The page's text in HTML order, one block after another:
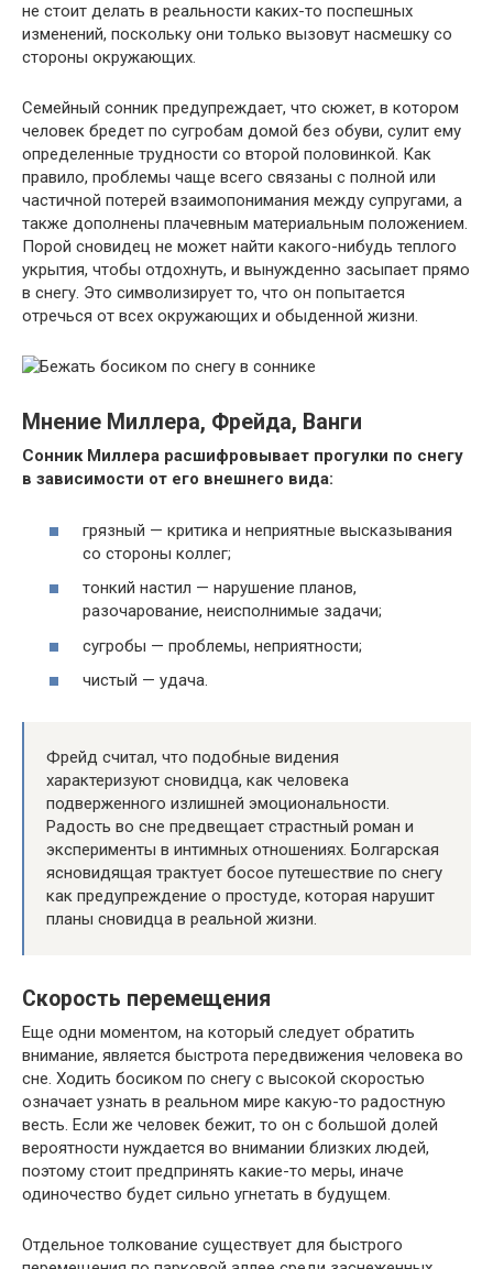
не стоит делать в реальности каких-то поспешных
изменений, поскольку они только вызовут насмешку со
стороны окружающих.
Семейный сонник предупреждает, что сюжет, в котором
человек бредет по сугробам домой без обуви, сулит ему
определенные трудности со второй половинкой. Как
правило, проблемы чаще всего связаны с полной или
частичной потерей взаимопонимания между супругами, а
также дополнены плачевным материальным положением.
Порой сновидец не может найти какого-нибудь теплого
укрытия, чтобы отдохнуть, и вынужденно засыпает прямо
в снегу. Это символизирует то, что он попытается
отречься от всех окружающих и обыденной жизни.
Мнение Миллера, Фрейда, Ванги
Сонник Миллера расшифровывает прогулки по снегу
в зависимости от его внешнего вида:
грязный — критика и неприятные высказывания
со стороны коллег;
тонкий настил — нарушение планов,
разочарование, неисполнимые задачи;
сугробы — проблемы, неприятности;
чистый — удача.
Фрейд считал, что подобные видения
характеризуют сновидца, как человека
подверженного излишней эмоциональности.
Радость во сне предвещает страстный роман и
эксперименты в интимных отношениях. Болгарская
ясновидящая трактует босое путешествие по снегу
как предупреждение о простуде, которая нарушит
планы сновидца в реальной жизни.
Скорость перемещения
Еще одни моментом, на который следует обратить
внимание, является быстрота передвижения человека во
сне. Ходить босиком по снегу с высокой скоростью
означает узнать в реальном мире какую-то радостную
весть. Если же человек бежит, то он с большой долей
вероятности нуждается во внимании близких людей,
поэтому стоит предпринять какие-то меры, иначе
одиночество будет сильно угнетать в будущем.
Отдельное толкование существует для быстрого